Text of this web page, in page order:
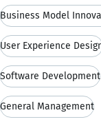
Business Model
User Experience
Software Development
General Management